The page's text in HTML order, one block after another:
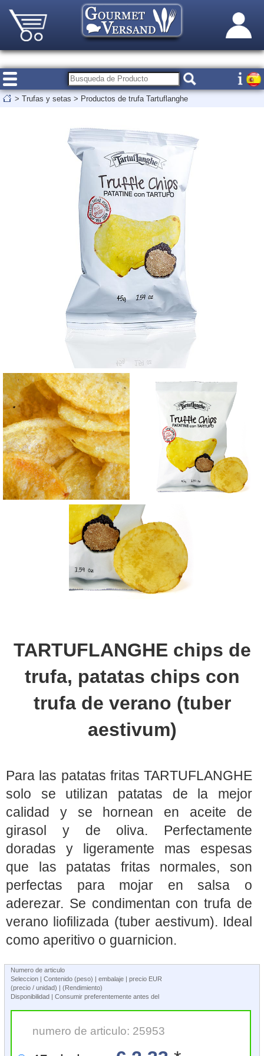
> Trufas y setas > Productos de trufa Tartuflanghe
TARTUFLANGHE chips de
trufa, patatas chips con
trufa de verano (tuber
aestivum)
Para las patatas fritas TARTUFLANGHE
solo se utilizan patatas de la mejor
calidad y se hornean en aceite de
girasol y de oliva. Perfectamente
doradas y ligeramente mas espesas
que las patatas fritas normales, son
perfectas para mojar en salsa o
aderezar. Se condimentan con trufa de
verano liofilizada (tuber aestivum). Ideal
como aperitivo o guarnicion.
Numero de articulo
Seleccion | Contenido (peso) | embalaje | precio EUR
(precio / unidad) | (Rendimiento)
Disponibilidad | Consumir preferentemente antes del
numero de articulo: 25953